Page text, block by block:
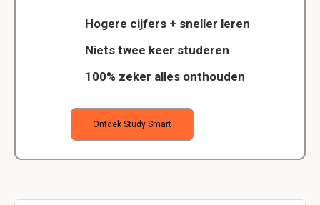
Hogere cijfers + sneller leren
Niets twee keer studeren
100% zeker alles onthouden
Ontdek Study Smart